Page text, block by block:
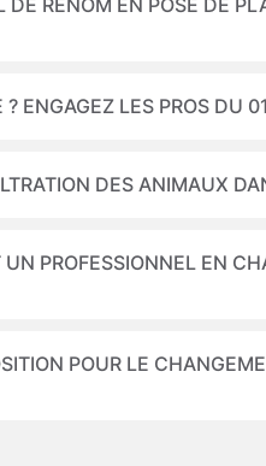
DE RENOM EN POSE DE
ENGAGEZ LES PROS DU
DES ANIMAUX
PROFESSIONNEL EN
POUR LE